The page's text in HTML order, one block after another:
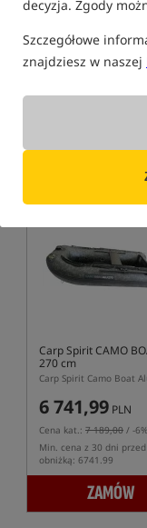
decyzja. Zgody
Szczegółowe
znajdziesz w naszej
Kolibri KM-260
Ponton motorowy 260
2 220,99
otrzymujesz10,33 pkt
Carp Spirit CAMO
270 cm
6 741,99 PLN
Cena kat.: 7 189,00 / -6%
Min. cena z 30 dni przed
obniżką: 6741.99
ZAMÓW